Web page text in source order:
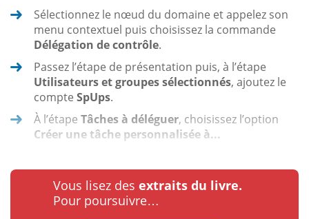
Sélectionnez le nœud du domaine et appelez son
menu contextuel puis choisissez la commande
Délégation de contrôle.
Passez l’étape de présentation puis, à l’étape
Utilisateurs et groupes sélectionnés, ajoutez le
compte SpUps.
À l’étape Tâches à déléguer, choisissez l’option
Créer une tâche personnalisée à...
Vous lisez des extraits du livre.
Pour poursuivre…